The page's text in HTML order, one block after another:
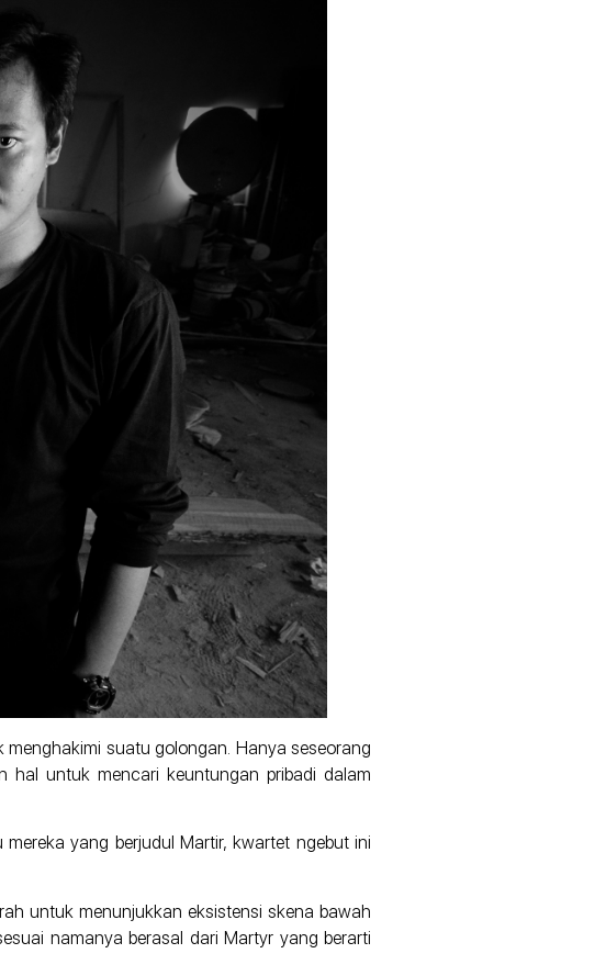
suatu golongan. Hanya seseorang
hal untuk mencari keuntungan pribadi dalam
yang berjudul Martir, kwartet ngebut ini
untuk menunjukkan eksistensi skena bawah
namanya berasal dari Martyr yang berarti